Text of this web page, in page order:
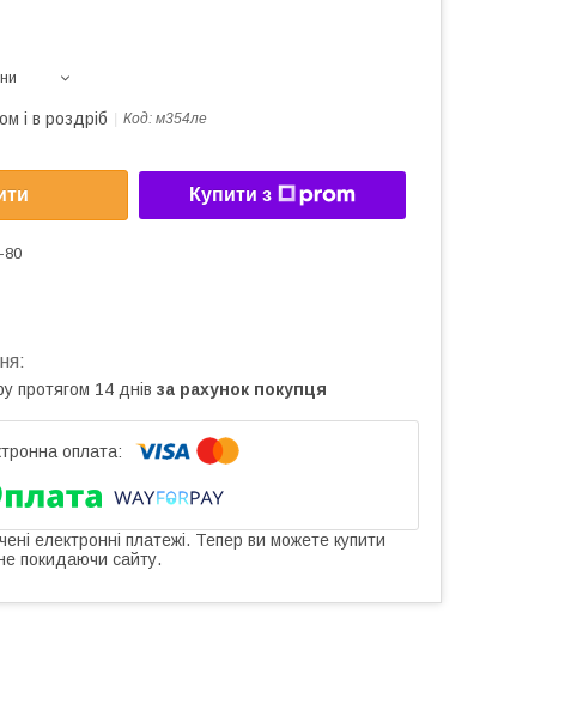
і в роздріб Код: м354ле
Купити з
80
протягом 14 днів за рахунок покупця
електронні платежі. Тепер ви можете купити
покидаючи сайту.